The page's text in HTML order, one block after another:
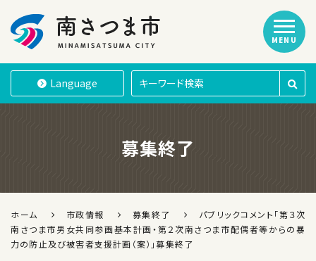
南さつま市
Language
MENU
募集終了
ホーム 市政情報 募集終了
パブリックコメント「第３次
南さつま市男女共同参画基本計画・第２次南さつま市配偶者等からの暴
力の防止及び被害者支援計画（案）」募集終了